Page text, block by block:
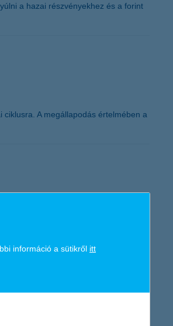
a hazai részvényekhez és a forint
A megállapodás értelmében a
pedig közel a duplájára
a legoptimistábbak – derül ki
információ a sütikről itt